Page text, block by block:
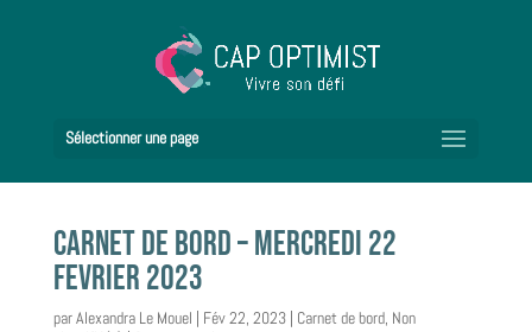
Sélectionner une page
CARNET DE BORD – MERCREDI 22
FEVRIER 2023
parAlexandra Le Mouel | Fév 22, 2023| Carnet de bord, Non